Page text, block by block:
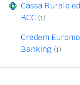
Cassa Rurale
BCC (1)
Credem
Banking (1)